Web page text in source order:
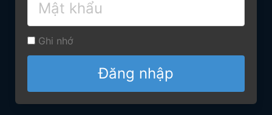
Ghi nhớ
Đăng nhập